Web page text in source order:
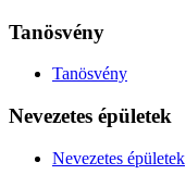
Tanösvény
Tanösvény
Nevezetes épületek
Nevezetes épületek